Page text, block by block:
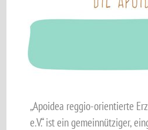
„Apoidea reggio-orientierte
e.V.“ ist ein gemeinnütziger,